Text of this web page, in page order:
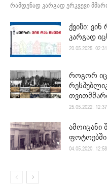
რამდენად კარგად ერკვევი
ქვიზი:
კარგად
20.05.2025. 02:31
როგორ
25.05.2022. 12:37
ამოიცანი
ფოტოებში
04.05.2020. 12:58